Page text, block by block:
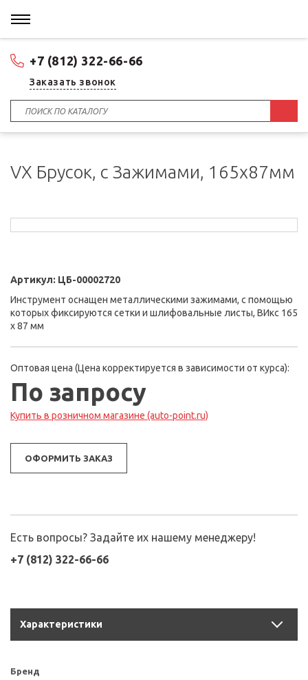
+7 (812) 322-66-66
Заказать звонок
VX Брусок, с Зажимами, 165x87мм
Артикул: ЦБ-00002720
Инструмент оснащен металлическими зажимами, с помощью
которых фиксируются сетки и шлифовальные листы, ВИкс 165
х 87 мм
Оптовая цена (Цена корректируется в зависимости от курса):
По запросу
Купить в розничном магазине (auto-point.ru)
ОФОРМИТЬ ЗАКАЗ
Есть вопросы? Задайте их нашему менеджеру!
+7 (812) 322-66-66
Характеристики
Бренд